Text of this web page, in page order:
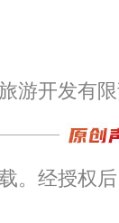
游开发有
。经授权